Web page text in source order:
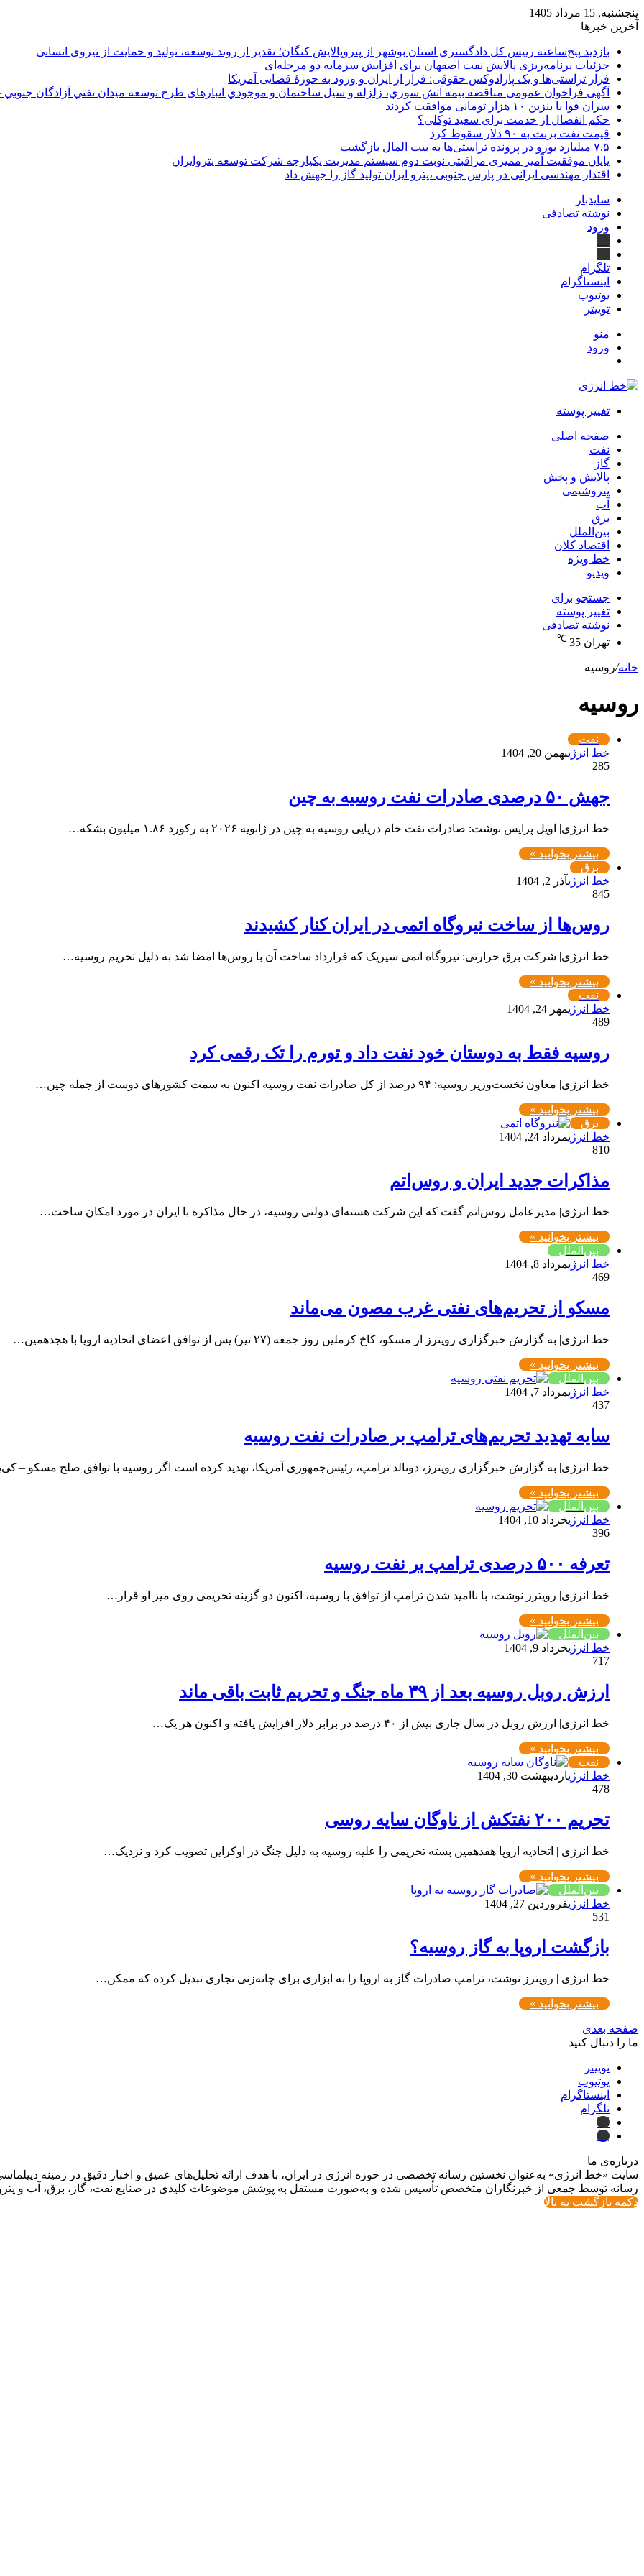
پنجشنبه, 15 مرداد 1405
آخرین خبرها
بازدید پنج‌ساعته رییس کل دادگستری استان بوشهر از پتروپالایش کنگان؛ تقدیر از روند توسعه، تولید و حمایت از نیروی انسانی
جزئیات برنامه‌ریزی پالایش نفت اصفهان برای افزایش سرمایه دو مرحله‌ای
فرار تراستی‌ها و یک پارادوکس حقوقی: فرار از ایران و ورود به حوزۀ قضایی آمریکا
آگهی فراخوان عمومی مناقصه بيمه آتش سوزي، زلزله و سیل ساختمان و موجودي انبارهای طرح توسعه ميدان نفتي آزادگان جنوبي
سران قوا با بنزین ۱۰ هزار تومانی موافقت کردند
حکم انفصال از خدمت برای سعید توکلی؟
قیمت نفت برنت به ۹۰ دلار سقوط کرد
۷.۵ میلیارد یورو در پرونده تراستی‌ها به بیت المال بازگشت
پایان موفقیت آمیز ممیزی مراقبتی نوبت دوم سیستم مدیریت یکپارچه شرکت توسعه پتروایران
اقتدار مهندسی ایرانی در پارس جنوبی ،پترو ایران تولید گاز را جهش داد
سایدبار
نوشته تصادفی
ورود
تلگرام
اینستاگرام
یوتیوب
توییتر
منو
ورود
تغییر پوسته
صفحه اصلی
نفت
گاز
پالایش و پخش
پتروشیمی
آب
برق
بین‌الملل
اقتصاد کلان
خط ویژه
ویدیو
جستجو برای
تغییر پوسته
نوشته تصادفی
تهران 35
℃
خانه/روسیه
روسیه
نفت
خط انرژیبهمن 20, 1404
285
جهش ۵۰ درصدی صادرات نفت روسیه به چین
خط انرژی| اویل پرایس نوشت: صادرات نفت خام دریایی روسیه به چین در ژانویه ۲۰۲۶ به رکورد ۱.۸۶ میلیون بشکه…
بیشتر بخوانید »
برق
خط انرژیآذر 2, 1404
845
روس‌ها از ساخت نیروگاه اتمی در ایران کنار کشیدند
خط انرژی| شرکت برق حرارتی: نیروگاه اتمی سیریک که قرارداد ساخت آن با روس‌ها امضا شد به دلیل تحریم روسیه…
بیشتر بخوانید »
نفت
خط انرژیمهر 24, 1404
489
روسیه فقط به دوستان خود نفت داد و تورم را تک رقمی کرد
خط انرژی| معاون نخست‌وزیر روسیه: ۹۴ درصد از کل صادرات نفت روسیه اکنون به سمت کشورهای دوست از جمله چین…
بیشتر بخوانید »
برق
خط انرژیمرداد 24, 1404
810
مذاکرات جدید ایران و روس‌اتم
خط انرژی| مدیرعامل روس‌اتم گفت که این شرکت هسته‌ای دولتی روسیه، در حال مذاکره با ایران در مورد امکان ساخت…
بیشتر بخوانید »
بین‌الملل
خط انرژیمرداد 8, 1404
469
مسکو از تحریم‌های نفتی غرب مصون می‌ماند
خط انرژی| به گزارش خبرگزاری رویترز از مسکو، کاخ کرملین روز جمعه (۲۷ تیر) پس از توافق اعضای اتحادیه اروپا با هجدهمین…
بیشتر بخوانید »
بین‌الملل
خط انرژیمرداد 7, 1404
437
سایه تهدید تحریم‌های ترامپ بر صادرات نفت روسیه
خط انرژی| به گزارش خبرگزاری رویترز، دونالد ترامپ، رئیس‌جمهوری آمریکا، تهدید کرده است اگر روسیه با توافق صلح مسکو –
بیشتر بخوانید »
بین‌الملل
خط انرژیخرداد 10, 1404
396
تعرفه ۵۰۰ درصدی ترامپ بر نفت روسیه
خط انرژی| رویترز نوشت، با ناامید شدن ترامپ از توافق با روسیه، اکنون دو گزینه تحریمی روی میز او قرار…
بیشتر بخوانید »
بین‌الملل
خط انرژیخرداد 9, 1404
717
ارزش روبل روسیه بعد از ۳۹ ماه جنگ و تحریم ثابت باقی ماند
خط انرژی| ارزش روبل در سال جاری بیش از ۴۰ درصد در برابر دلار افزایش یافته و اکنون هر یک…
بیشتر بخوانید »
نفت
خط انرژیاردیبهشت 30, 1404
478
تحریم ۲۰۰ نفتکش از ناوگان سایه روسی
خط انرژی | اتحادیه اروپا هفدهمین بسته تحریمی را علیه روسیه به دلیل جنگ در اوکراین تصویب کرد و نزدیک…
بیشتر بخوانید »
بین‌الملل
خط انرژیفروردین 27, 1404
531
بازگشت اروپا به گاز روسیه؟
خط انرژی | رویترز نوشت، ترامپ صادرات گاز به اروپا را به ابزاری برای چانه‌زنی تجاری تبدیل کرده که ممکن…
بیشتر بخوانید »
صفحه بعدی
ما را دنبال کنید
توییتر
یوتیوب
اینستاگرام
تلگرام
ایتا
بله
درباره‌ی ما
سایت «خط انرژی» به‌عنوان نخستین رسانه تخصصی در حوزه انرژی در ایران، با هدف ارائه تحلیل‌های عمیق و اخبار دقیق در زمینه
رسانه توسط جمعی از خبرنگاران متخصص تأسیس شده و به‌صورت مستقل به پوشش موضوعات کلیدی در صنایع نفت، گاز، برق، آب و
دکمه بازگشت به بالا